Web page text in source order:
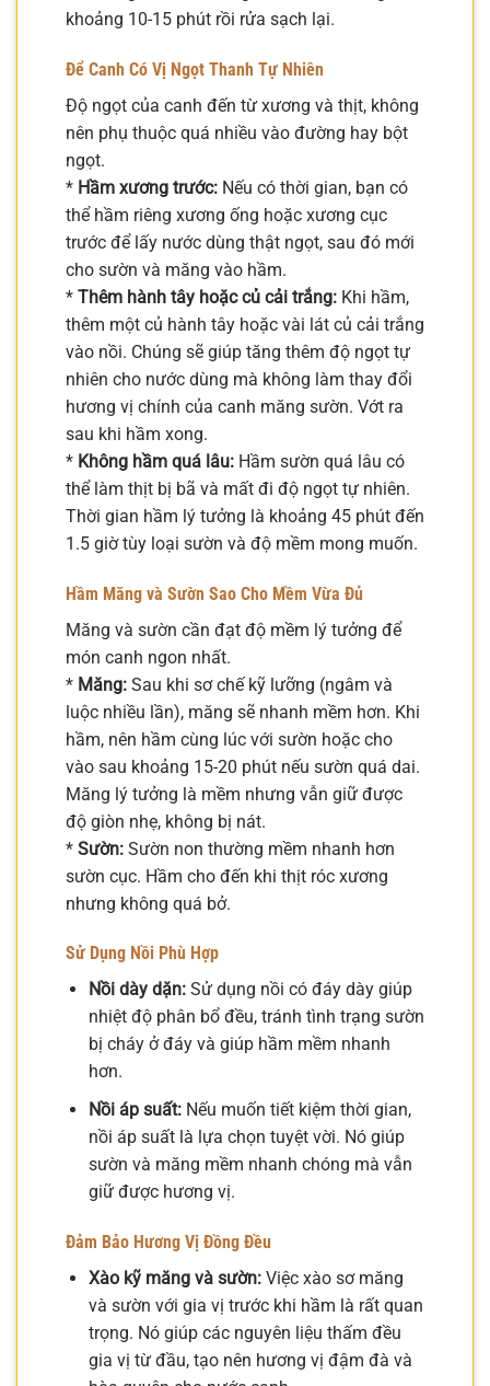
khoảng 10-15 phút rồi rửa sạch lại.
Để Canh Có Vị Ngọt Thanh Tự Nhiên
Độ ngọt của canh đến từ xương và thịt, không
nên phụ thuộc quá nhiều vào đường hay bột
ngọt.
* Hầm xương trước: Nếu có thời gian, bạn có
thể hầm riêng xương ống hoặc xương cục
trước để lấy nước dùng thật ngọt, sau đó mới
cho sườn và măng vào hầm.
* Thêm hành tây hoặc củ cải trắng: Khi hầm,
thêm một củ hành tây hoặc vài lát củ cải trắng
vào nồi. Chúng sẽ giúp tăng thêm độ ngọt tự
nhiên cho nước dùng mà không làm thay đổi
hương vị chính của canh măng sườn. Vớt ra
sau khi hầm xong.
* Không hầm quá lâu: Hầm sườn quá lâu có
thể làm thịt bị bã và mất đi độ ngọt tự nhiên.
Thời gian hầm lý tưởng là khoảng 45 phút đến
1.5 giờ tùy loại sườn và độ mềm mong muốn.
Hầm Măng và Sườn Sao Cho Mềm Vừa Đủ
Măng và sườn cần đạt độ mềm lý tưởng để
món canh ngon nhất.
* Măng: Sau khi sơ chế kỹ lưỡng (ngâm và
luộc nhiều lần), măng sẽ nhanh mềm hơn. Khi
hầm, nên hầm cùng lúc với sườn hoặc cho
vào sau khoảng 15-20 phút nếu sườn quá dai.
Măng lý tưởng là mềm nhưng vẫn giữ được
độ giòn nhẹ, không bị nát.
* Sườn: Sườn non thường mềm nhanh hơn
sườn cục. Hầm cho đến khi thịt róc xương
nhưng không quá bở.
Sử Dụng Nồi Phù Hợp
Nồi dày dặn:Sử dụng nồi có đáy dày giúp
nhiệt độ phân bổ đều, tránh tình trạng sườn
bị cháy ở đáy và giúp hầm mềm nhanh
hơn.
Nồi áp suất:Nếu muốn tiết kiệm thời gian,
nồi áp suất là lựa chọn tuyệt vời. Nó giúp
sườn và măng mềm nhanh chóng mà vẫn
giữ được hương vị.
Đảm Bảo Hương Vị Đồng Đều
Xào kỹ măng và sườn:Việc xào sơ măng
và sườn với gia vị trước khi hầm là rất quan
trọng. Nó giúp các nguyên liệu thấm đều
gia vị từ đầu, tạo nên hương vị đậm đà và